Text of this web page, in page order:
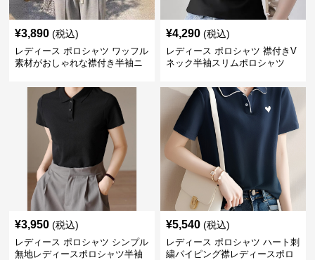
¥3,890 (税込)
レディース ポロシャツ ワッフル
素材がおしゃれな襟付き半袖ニ
¥4,290 (税込)
レディース ポロシャツ 襟付きV
ネック半袖スリムポロシャツ
¥3,950 (税込)
レディース ポロシャツ シンプル
無地レディースポロシャツ半袖
¥5,540 (税込)
レディース ポロシャツ ハート刺
繍パイピング襟レディースポロ